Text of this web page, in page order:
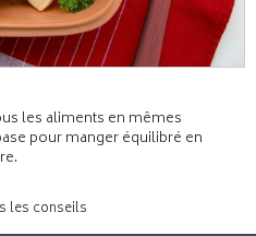
les aliments en mêmes
pour manger équilibré en
les conseils